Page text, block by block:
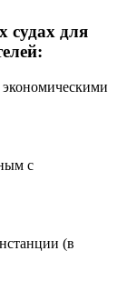
судах для
экономическими
с
(в